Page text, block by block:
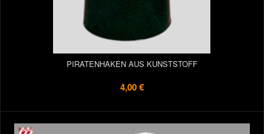
PIRATENHAKEN AUS KUNSTSTOFF
4,00 €